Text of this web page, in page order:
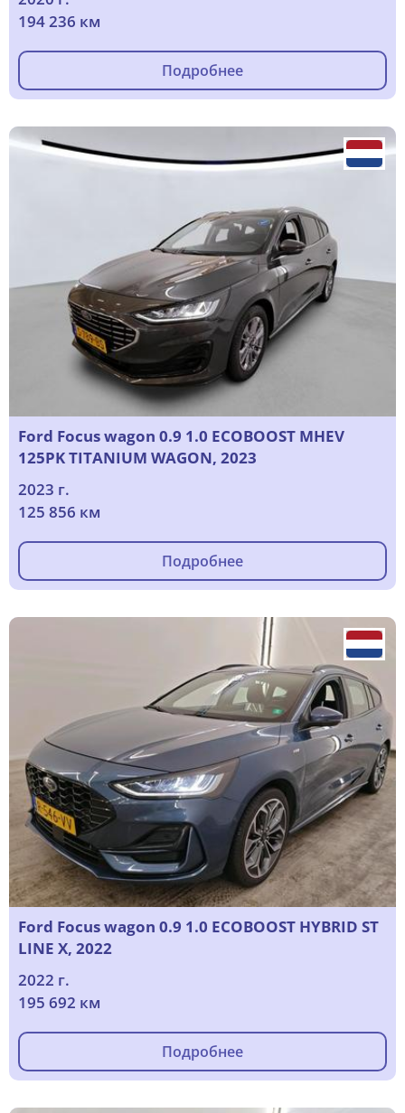
194 236 км
Подробнее
Ford Focus wagon 0.9 1.0 ECOBOOST MHEV
125PK TITANIUM WAGON, 2023
2023 г.
125 856 км
Подробнее
Ford Focus wagon 0.9 1.0 ECOBOOST HYBRID ST
LINE X, 2022
2022 г.
195 692 км
Подробнее